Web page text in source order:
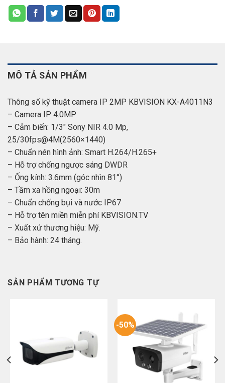
MÔ TẢ SẢN PHẨM
Thông số kỹ thuật camera IP 2MP KBVISION KX-A4011N3
– Camera IP 4.0MP
– Cảm biến: 1/3″ Sony NIR 4.0 Mp,
25/30fps@4M(2560×1440)
– Chuẩn nén hình ảnh: Smart H.264/H.265+
– Hỗ trợ chống ngược sáng DWDR
– Ống kính: 3.6mm (góc nhìn 81°)
– Tầm xa hồng ngoại: 30m
– Chuẩn chống bụi và nước IP67
– Hỗ trợ tên miền miễn phí KBVISION.TV
– Xuất xứ thương hiệu: Mỹ.
– Bảo hành: 24 tháng.
SẢN PHẨM TƯƠNG TỰ
-50%